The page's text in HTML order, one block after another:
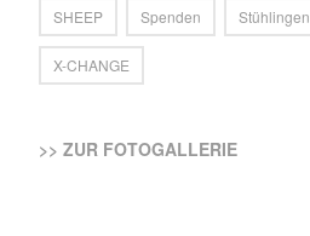
SHEEP Spenden Stühlingen
X-CHANGE
>> ZUR FOTOGALLERIE